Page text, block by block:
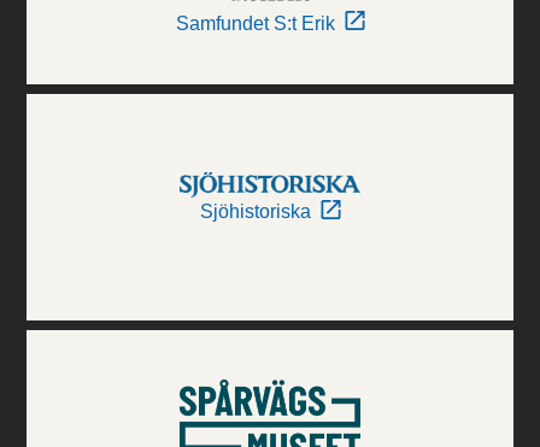
Samfundet S:t Erik
Sjöhistoriska